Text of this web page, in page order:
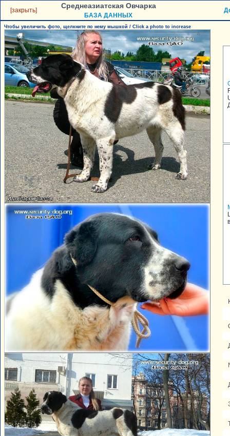
[закрыть]
Среднеазиатская Овчарка
БАЗА ДАННЫХ
Чтобы увеличить фото, щелкните по нему мышкой / Click a photo to increase